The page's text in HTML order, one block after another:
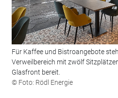
Für Kaffee und Bistroangebote
Verweilbereich mit zwölf
Glasfront bereit.
© Foto: Rödl Energie